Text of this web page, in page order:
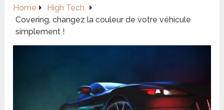
Home
High Tech
Covering, changez la couleur de votre véhicule
simplement !